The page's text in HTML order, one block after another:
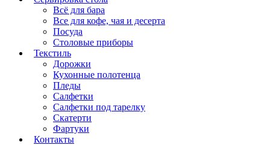
Всё для бара
Все для кофе, чая и десерта
Посуда
Столовые приборы
Текстиль
Дорожки
Кухонные полотенца
Пледы
Салфетки
Салфетки под тарелку
Скатерти
Фартуки
Контакты